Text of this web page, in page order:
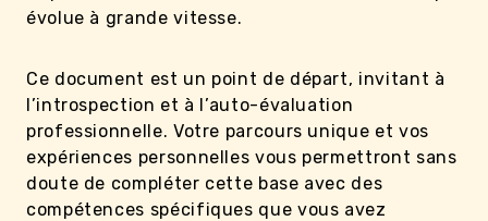
évolue à grande vitesse.
Ce document est un point de départ, invitant à
l’introspection et à l’auto-évaluation
professionnelle. Votre parcours unique et vos
expériences personnelles vous permettront sans
doute de compléter cette base avec des
compétences spécifiques que vous avez